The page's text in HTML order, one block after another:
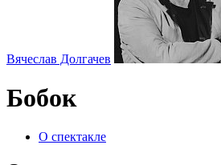
Вячеслав Долгачев
Бобок
О спектакле